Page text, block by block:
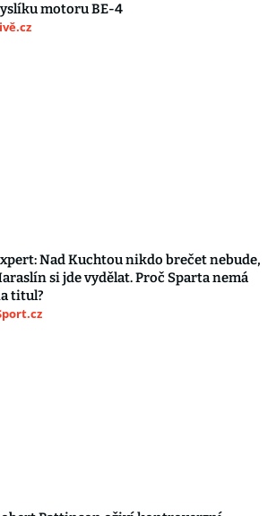
motoru BE-4
Nad Kuchtou nikdo brečet nebude,
si jde vydělat. Proč Sparta nemá
titul?